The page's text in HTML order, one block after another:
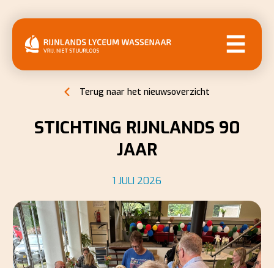
Terug naar het nieuwsoverzicht
STICHTING RIJNLANDS 90
JAAR
1 JULI 2026